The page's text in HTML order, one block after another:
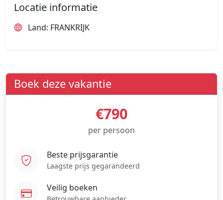
Locatie informatie
Land: FRANKRIJK
Boek deze vakantie
€790
per persoon
Beste prijsgarantie
Laagste prijs gegarandeerd
Veilig boeken